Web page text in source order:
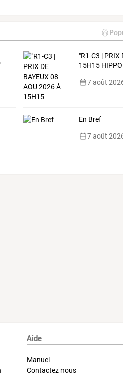
"R1-C3 | PRIX
15H15
7 août
En Bref
7 août
Aide
Manuel
Contactez nous